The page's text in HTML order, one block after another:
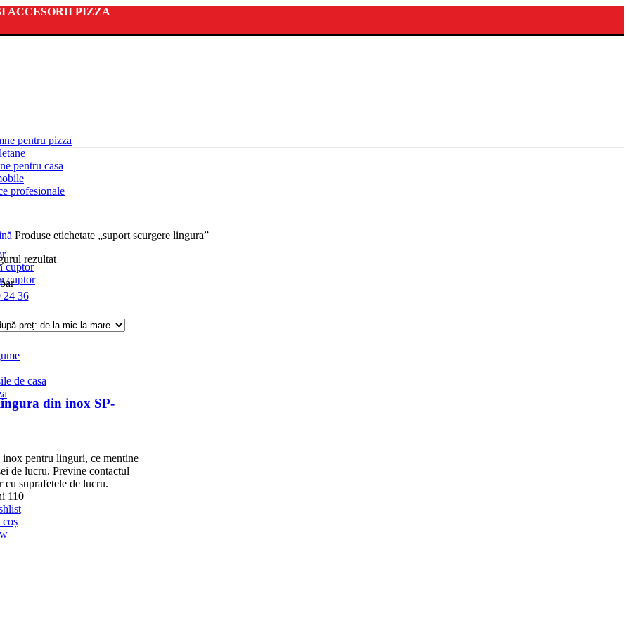
ACCESORII PIZZA
pentru pizza
pentru casa
profesionale
cuptor
cuptor
de casa
Produse etichetate „suport scurgere lingura”
rezultat
24 36
din inox SP-
inox pentru linguri, ce mentine
de lucru. Previne contactul
cu suprafetele de lucru.
110